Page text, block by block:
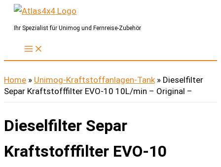
Zum
InhaltIhr Spezialist für Unimog und Fernreise-Zubehör
Home » Unimog-Kraftstoffanlagen-Tank» Dieselfilter
Separ Kraftstofffilter EVO-10 10L/min – Original –
Dieselfilter Separ
Kraftstofffilter EVO-10